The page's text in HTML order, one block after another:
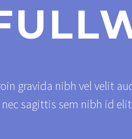
gravida nibh vel velit
sagittis sem nibh id